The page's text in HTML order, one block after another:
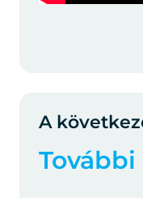
A